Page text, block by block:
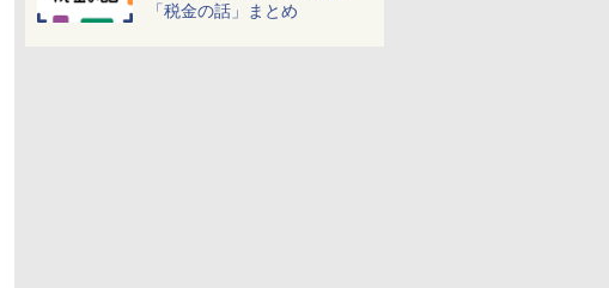
「税金の話」まとめ